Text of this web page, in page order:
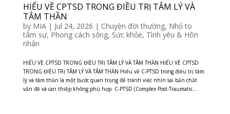
HIỂU VỀ CPTSD TRONG ĐIỀU TRỊ TÂM LÝ VÀ
TÂM THẦN
by MIA| Jul 24, 2026 | Chuyện đời thường, Nhỏ to
tâm sự, Phong cách sống, Sức khỏe, Tình yêu & Hôn
nhân
HIỂU VỀ CPTSD TRONG ĐIỀU TRỊ TÂM LÝ VÀ TÂM THẦN HIỂU VỀ CPTSD
TRONG ĐIỀU TRỊ TÂM LÝ VÀ TÂM THẦN Hiểu về C-PTSD trong điều trị tâm
lý và tâm thần là một bước quan trọng để tránh việc nhìn sai bản chất
vấn đề và can thiệp không phù hợp. C-PTSD (Complex Post-Traumatic...